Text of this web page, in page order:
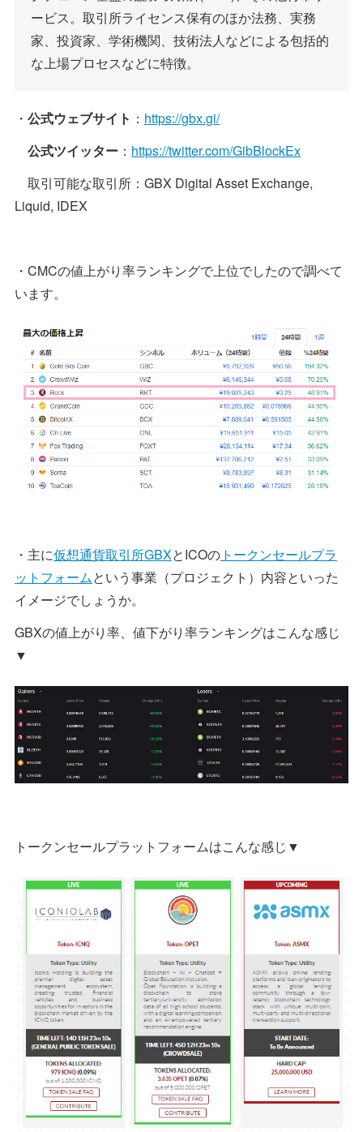
ービス。取引所ライセンス保有のほか法務、実務
家、投資家、学術機関、技術法人などによる包括的
な上場プロセスなどに特徴。
・ 公式ウェブサイト ： https://gbx.gi/
公式ツイッター ： https://twitter.com/GibBlockEx
取引可能な取引所：GBX Digital Asset Exchange,
Liquid, IDEX
・CMCの値上がり率ランキングで上位でしたので調べて
います。
・主に仮想通貨取引所GBXとICOの トークンセールプラ
ットフォームという事業（プロジェクト）内容といった
イメージでしょうか。
GBXの値上がり率、値下がり率ランキングはこんな感じ
▼
トークンセールプラットフォームはこんな感じ▼